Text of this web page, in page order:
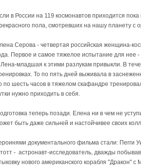
в России на 119 космонавтов приходится
пола, смотревших на нашу планету с
Серова - четвертая российская женщина-
Первое и самое тяжелое испытание для нее
младшая к этими разлукам привыкли. В
То по пять дней выживала в
по шесть часов в тяжелом скафандре
нужно приходить в себя.
теперь позади. Елена ни в чем не
быть даже сильней и настойчивее своих
документального фильма стали:
- астронавт-исследователь, дважды
нового американского корабля